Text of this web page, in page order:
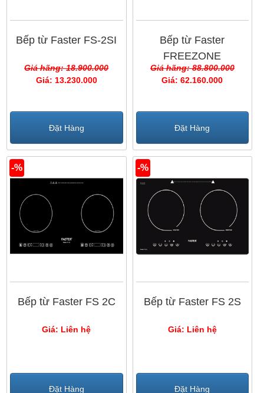
Bếp từ Faster FS-2SI
Giá hãng: 18.900.000
Giá: 13.230.000
Đặt Hàng
Bếp từ Faster
FREEZONE
INDUCTION
Giá hãng: 88.800.000
Giá: 62.160.000
Đặt Hàng
-%
Bếp từ Faster FS 2C
Giá: Liên hệ
Đặt Hàng
-%
Bếp từ Faster FS 2S
Giá: Liên hệ
Đặt Hàng